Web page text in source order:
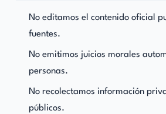
No editamos el contenido oficial
fuentes.
No emitimos juicios morales
personas.
No recolectamos información
públicos.